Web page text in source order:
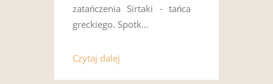
zatańczenia Sirtaki - tańca
greckiego. Spotk…
Czytaj dalej